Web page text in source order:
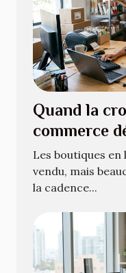
Quand la
commerce
office bien
Les boutiques
vendu, mais
la cadence...